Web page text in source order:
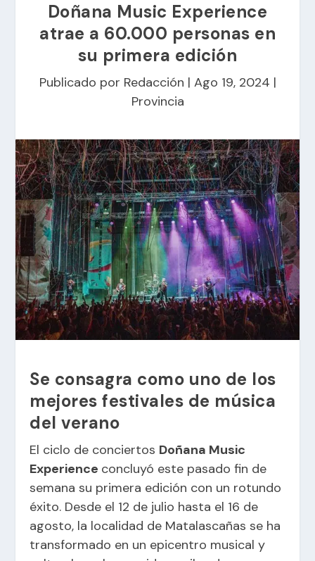
Doñana Music Experience
atrae a 60.000 personas en
su primera edición
Publicado por Redacción | Ago 19, 2024 |
Provincia
Se consagra como uno de los
mejores festivales de música
del verano
El ciclo de conciertos Doñana Music
Experience concluyó este pasado fin de
semana su primera edición con un rotundo
éxito. Desde el 12 de julio hasta el 16 de
agosto, la localidad de Matalascañas se ha
transformado en un epicentro musical y